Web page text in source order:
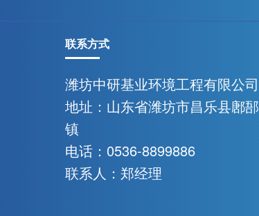
联系方式
潍坊中研基业环境工程有限公司
地址：山东省潍坊市昌乐县鄌郚
镇
电话：0536-8899886
联系人：郑经理